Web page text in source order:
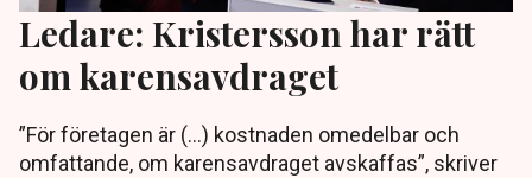
Ledare: Kristersson har rätt
om karensavdraget
”För företagen är (...) kostnaden omedelbar och
omfattande, om karensavdraget avskaffas”, skriver